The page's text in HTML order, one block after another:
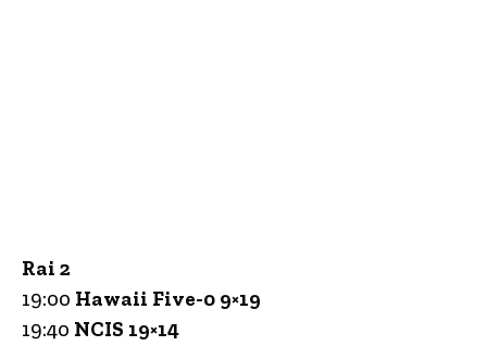
Rai 2
19:00 Hawaii Five-0 9×19
19:40 NCIS 19×14